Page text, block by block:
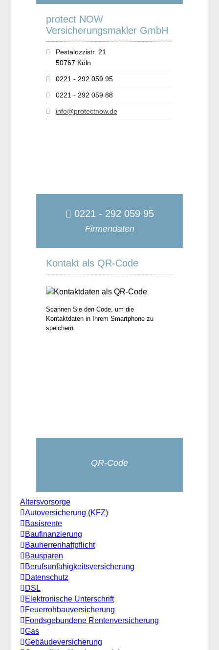
protect NOW
Versicherungsmakler GmbH
Pestalozzistr. 21
50767 Köln
0221 - 292 059 95
0221 - 292 059 88
info@protectnow.de
0221 - 292 059 95
Firmendaten
Kontakt als QR-Code
Scannen Sie den Code, um die
Kontaktdaten in Ihrem Smartphone zu
speichern.
QR-Code
Altersvorsorge
Autoversicherung (KFZ)
Basisrente
Baufinanzierung
Bauherrenhaftpflicht
Bausparen
Berufs­unfähigkeitsversicherung
Datenschutz
DSL
Elektronische Unterschrift
Feuerrohbauversicherung
Fondsgebundene Rentenversicherung
Gas
Gebäudeversicherung